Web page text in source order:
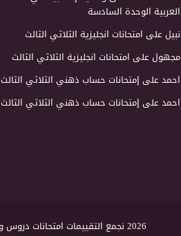
العربية الوحدة السادسة
نبيلعلى امتحانات انجليزية الثلاثي الثالث
مجهولعلى امتحانات انجليزية الثلاثي الثالث
احمدعلى إمتحانات حساب ذهني الثلاثي الثالث
احمدعلى إمتحانات حساب ذهني الثلاثي الثالث
2026 نجمع التقييمات امتحانات دروس و تلاخيص لكل المستويات |